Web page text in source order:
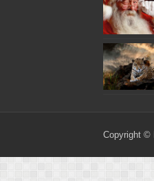
Copyright ©